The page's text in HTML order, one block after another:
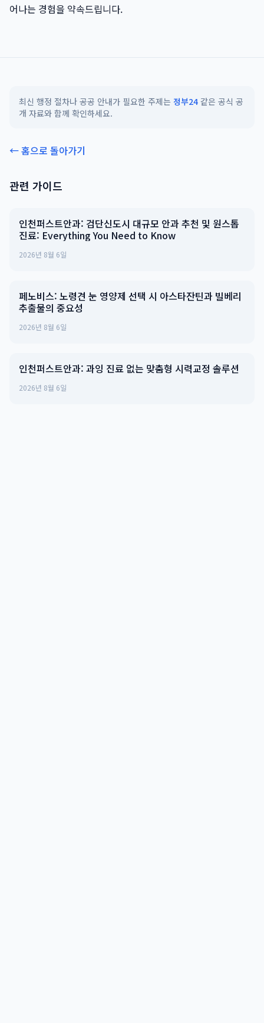
어나는 경험을 약속드립니다.
최신 행정 절차나 공공 안내가 필요한 주제는 정부24 같은 공식 공
개 자료와 함께 확인하세요.
← 홈으로 돌아가기
관련 가이드
인천퍼스트안과: 검단신도시 대규모 안과 추천 및 원스톱
진료: Everything You Need to Know
2026년 8월 6일
페노비스: 노령견 눈 영양제 선택 시 아스타잔틴과 빌베리
추출물의 중요성
2026년 8월 6일
인천퍼스트안과: 과잉 진료 없는 맞춤형 시력교정 솔루션
2026년 8월 6일